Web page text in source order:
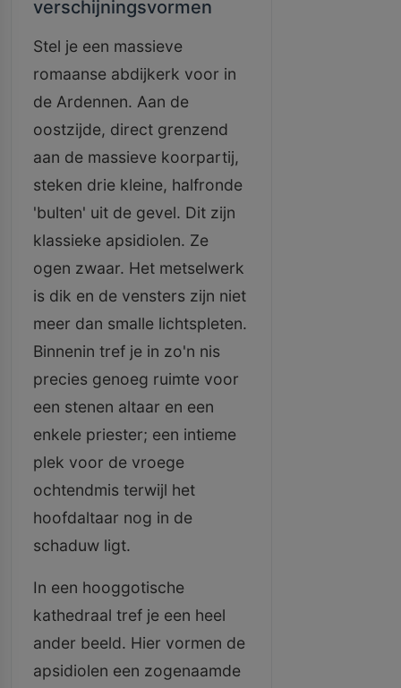
verschijningsvormen
Stel je een massieve
romaanse abdijkerk voor in
de Ardennen. Aan de
oostzijde, direct grenzend
aan de massieve koorpartij,
steken drie kleine, halfronde
'bulten' uit de gevel. Dit zijn
klassieke apsidiolen. Ze
ogen zwaar. Het metselwerk
is dik en de vensters zijn niet
meer dan smalle lichtspleten.
Binnenin tref je in zo'n nis
precies genoeg ruimte voor
een stenen altaar en een
enkele priester; een intieme
plek voor de vroege
ochtendmis terwijl het
hoofdaltaar nog in de
schaduw ligt.
In een hooggotische
kathedraal tref je een heel
ander beeld. Hier vormen de
apsidiolen een zogenaamde